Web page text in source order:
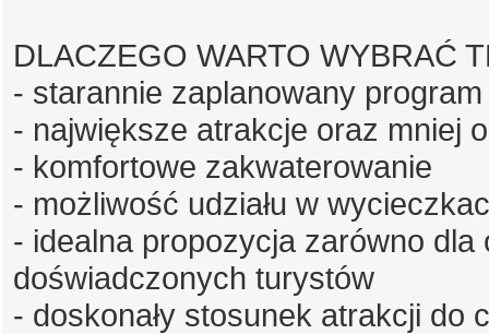
DLACZEGO WARTO WYBRAĆ
- starannie zaplanowany
- największe atrakcje oraz mniej
- komfortowe zakwaterowanie
- możliwość udziału w
- idealna propozycja zarówno
doświadczonych turystów
- doskonały stosunek atrakcji do